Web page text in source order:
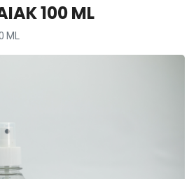
100 ML